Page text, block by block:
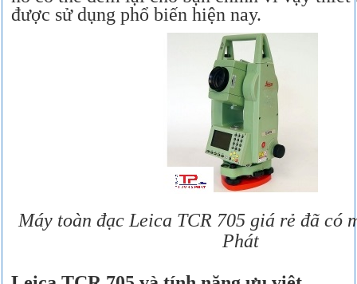
được sử dụng phổ biến hiện nay.
Máy toàn đạc Leica TCR 705 giá rẻ đã có
Phát